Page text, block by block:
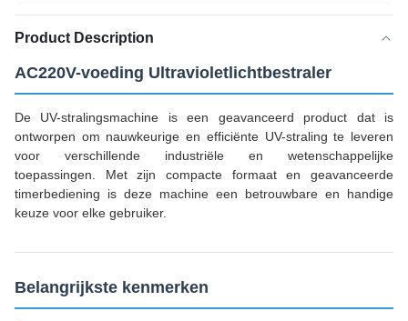
Product Description
AC220V-voeding Ultravioletlichtbestraler
De UV-stralingsmachine is een geavanceerd product dat is
ontworpen om nauwkeurige en efficiënte UV-straling te leveren
voor verschillende industriële en wetenschappelijke
toepassingen. Met zijn compacte formaat en geavanceerde
timerbediening is deze machine een betrouwbare en handige
keuze voor elke gebruiker.
Belangrijkste kenmerken